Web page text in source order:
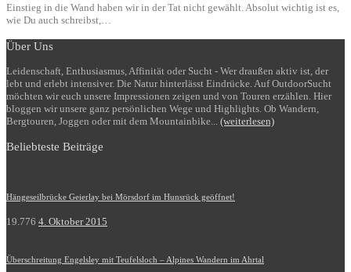
Einstieg in die Wand haben wir in der Tat nicht gewählt. Absolut wichtig ist es,
wie Du auch schreibst,…
Über Uns
Leidenschaft, Enthusiasmus, Affinität oder Sucht - Wer draußen aktiv ist, der
lebt und erlebt intensiver. Die Natur hinterlässt Eindrücke. Auf OutdoorSucht
möchten wir euch unsere Impressionen zeigen und von Touren erzählen. Hier
bloggen wir unsere ganz persönlichen Wege und Highlights. Ob Wandern,
Bergtouren, Joggen oder mit dem Mountainbike... (weiterlesen)
Beliebteste Beiträge
Hängeseilbrücke Geierlay bei Mörsdorf im Hunsrück geöffnet!
19.776 4. Oktober 2015
Überschreitung Engelsley mit Teufelsloch – Alpines Wandern im Ahrtal